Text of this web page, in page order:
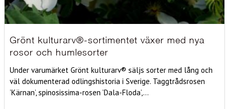
Grönt kulturarv®-sortimentet växer med nya
rosor och humlesorter
Under varumärket Grönt kulturarv® säljs sorter med lång och
väl dokumenterad odlingshistoria i Sverige. Taggtrådsrosen
’Kärnan’, spinosissima-rosen ’Dala-Floda’,...